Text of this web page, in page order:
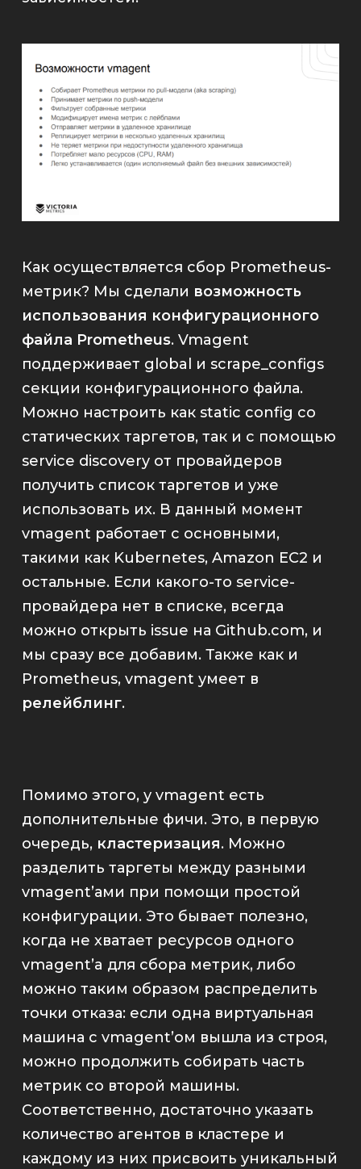
Как осуществляется сбор Prometheus-
метрик? Мы сделали возможность
использования конфигурационного
файла Prometheus. Vmagent
поддерживает global и scrape_configs
секции конфигурационного файла.
Можно настроить как static config со
статических таргетов, так и с помощью
service discoveryот провайдеров
получить список таргетов и уже
использовать их. В данный момент
vmagent работает с основными,
такими как Kubernetes, Amazon EC2 и
остальные. Если какого-то service-
провайдера нет в списке, всегда
можно открыть issue на Github.com, и
мы сразу все добавим. Также как и
Prometheus, vmagent умеет в
релейблинг.
Помимо этого, у vmagent есть
дополнительные фичи. Это, в первую
очередь, кластеризация. Можно
разделить таргеты между разными
vmagent’ами при помощи простой
конфигурации. Это бывает полезно,
когда не хватает ресурсов одного
vmagent’a для сбора метрик, либо
можно таким образом распределить
точки отказа: если одна виртуальная
машина с vmagent’ом вышла из строя,
можно продолжить собирать часть
метрик со второй машины.
Соответственно, достаточно указать
количество агентов в кластере и
каждому из них присвоить уникальный